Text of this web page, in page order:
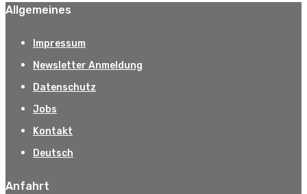
Allgemeines
Impressum
Newsletter Anmeldung
Datenschutz
Jobs
Kontakt
Deutsch
Anfahrt